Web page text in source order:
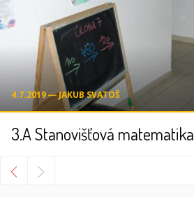
4.7.2019 ― JAKUB SVATOŠ
3.A Stanovišťová matematika